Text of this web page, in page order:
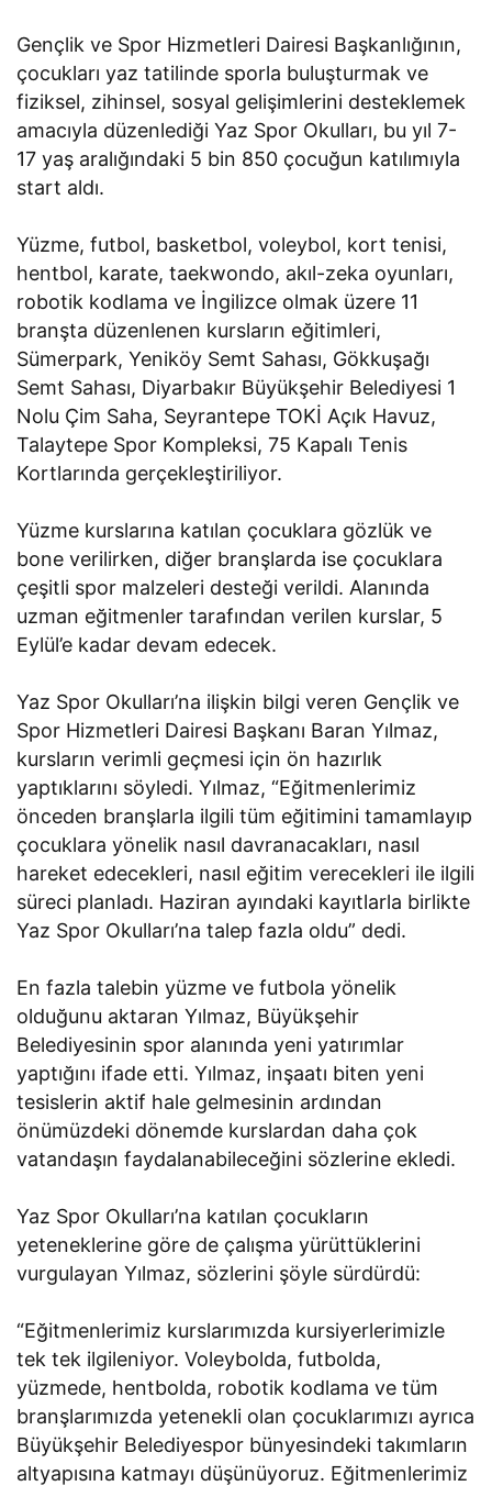
Gençlik ve Spor Hizmetleri Dairesi Başkanlığının,
çocukları yaz tatilinde sporla buluşturmak ve
fiziksel, zihinsel, sosyal gelişimlerini desteklemek
amacıyla düzenlediği Yaz Spor Okulları, bu yıl 7-
17 yaş aralığındaki 5 bin 850 çocuğun katılımıyla
start aldı.
Yüzme, futbol, basketbol, voleybol, kort tenisi,
hentbol, karate, taekwondo, akıl-zeka oyunları,
robotik kodlama ve İngilizce olmak üzere 11
branşta düzenlenen kursların eğitimleri,
Sümerpark, Yeniköy Semt Sahası, Gökkuşağı
Semt Sahası, Diyarbakır Büyükşehir Belediyesi 1
Nolu Çim Saha, Seyrantepe TOKİ Açık Havuz,
Talaytepe Spor Kompleksi, 75 Kapalı Tenis
Kortlarında gerçekleştiriliyor.
Yüzme kurslarına katılan çocuklara gözlük ve
bone verilirken, diğer branşlarda ise çocuklara
çeşitli spor malzeleri desteği verildi. Alanında
uzman eğitmenler tarafından verilen kurslar, 5
Eylül’e kadar devam edecek.
Yaz Spor Okulları’na ilişkin bilgi veren Gençlik ve
Spor Hizmetleri Dairesi Başkanı Baran Yılmaz,
kursların verimli geçmesi için ön hazırlık
yaptıklarını söyledi. Yılmaz, “Eğitmenlerimiz
önceden branşlarla ilgili tüm eğitimini tamamlayıp
çocuklara yönelik nasıl davranacakları, nasıl
hareket edecekleri, nasıl eğitim verecekleri ile ilgili
süreci planladı. Haziran ayındaki kayıtlarla birlikte
Yaz Spor Okulları’na talep fazla oldu” dedi.
En fazla talebin yüzme ve futbola yönelik
olduğunu aktaran Yılmaz, Büyükşehir
Belediyesinin spor alanında yeni yatırımlar
yaptığını ifade etti. Yılmaz, inşaatı biten yeni
tesislerin aktif hale gelmesinin ardından
önümüzdeki dönemde kurslardan daha çok
vatandaşın faydalanabileceğini sözlerine ekledi.
Yaz Spor Okulları’na katılan çocukların
yeteneklerine göre de çalışma yürüttüklerini
vurgulayan Yılmaz, sözlerini şöyle sürdürdü:
“Eğitmenlerimiz kurslarımızda kursiyerlerimizle
tek tek ilgileniyor. Voleybolda, futbolda,
yüzmede, hentbolda, robotik kodlama ve tüm
branşlarımızda yetenekli olan çocuklarımızı ayrıca
Büyükşehir Belediyespor bünyesindeki takımların
altyapısına katmayı düşünüyoruz. Eğitmenlerimiz